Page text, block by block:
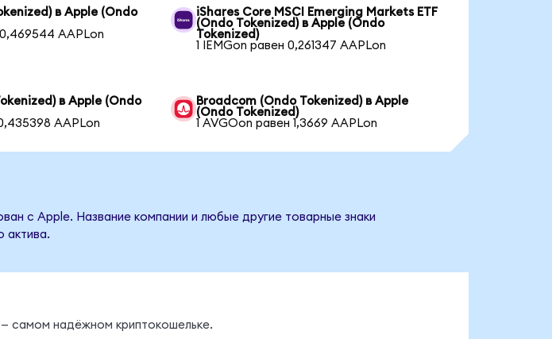
в Apple (Ondo
AAPLon
iShares Core MSCI Emerging Markets ETF
(Ondo Tokenized) в Apple (Ondo
Tokenized)
1 IEMGon равен 0,261347 AAPLon
в Apple (Ondo
AAPLon
Broadcom (Ondo Tokenized) в Apple
(Ondo Tokenized)
1 AVGOon равен 1,3669 AAPLon
с Apple. Название компании и любые другие товарные знаки
актива.
самом надёжном криптокошельке.